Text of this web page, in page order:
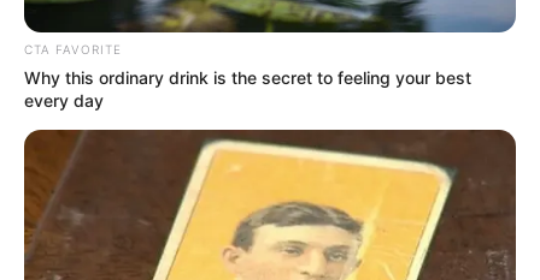
Te podría interesar:Tatán Mejía, Maleja y sus hijas se
trastearon para severa casa y marcaron territorio
ALERTA BOGOTÁ EN GOOGLE NEWS
CTA FAVORITE
Why this ordinary drink is the secret to feeling your best
every day